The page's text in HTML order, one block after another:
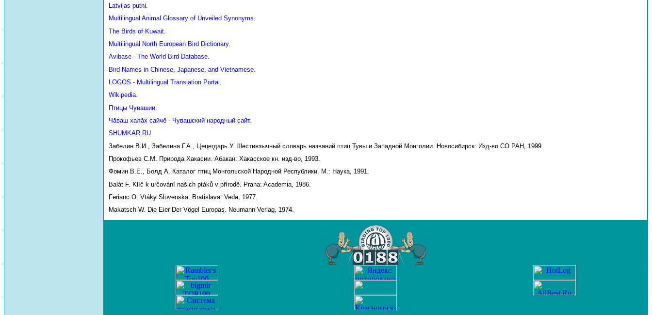
Latvijas putni.
Multilingual Animal Glossary of Unveiled Synonyms.
The Birds of Kuwait.
Multilingual North European Bird Dictionary.
Avibase - The World Bird Database.
Bird Names in Chinese, Japanese, and Vietnamese.
LOGOS - Multilingual Translation Portal.
Wikipedia.
Птицы Чувашии.
Чăваш халăх сайчĕ - Чувашский народный сайт.
SHUMKAR.RU
Забелин В.И., Забелина Г.А., Цецегдарь У. Шестиязычный словарь названий птиц Тувы и Западной Монголии. Новосибирск: Изд-во СО РАН, 1999.
Прокофьев С.М. Природа Хакасии. Абакан: Хакасское кн. изд-во, 1993.
Фомин В.Е., Болд А. Каталог птиц Монгольской Народной Республики. М.: Наука, 1991.
Balát F. Klíč k určování našich ptáků v přírodě. Praha: Academia, 1986.
Ferianc O. Vtáky Slovenska. Bratislava: Veda, 1977.
Makatsch W. Die Eier Der Vögel Europas. Neumann Verlag, 1974.